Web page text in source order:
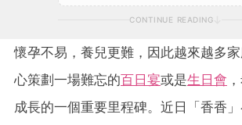
CONTINUE READING
懷孕不易，養兒更難，因此越來越多
心策劃一場難忘的百日宴或是生日會
成長的一個重要里程碑。近日「香香